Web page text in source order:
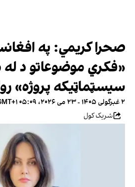
صحرا کریمي: په
«فکري موضوعاتو د له
سیسټماټیکه پروژه»
۲ غبرگولی ۱۴۰۵ - ۲۳ می ۲۰۲۶، ۰۵:۰۹ GMT+۱
شریک کول